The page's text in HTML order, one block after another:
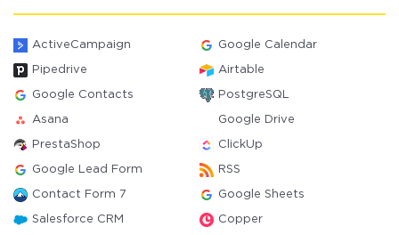
ActiveCampaign Google Calendar
Pipedrive Airtable
Google Contacts PostgreSQL
Asana Google Drive
PrestaShop ClickUp
Google Lead Form RSS
Contact Form 7 Google Sheets
Salesforce CRM Copper